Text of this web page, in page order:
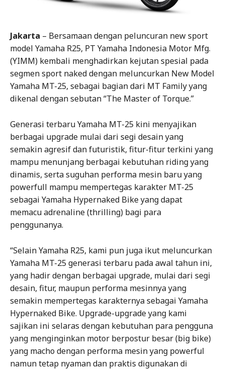
Jakarta – Bersamaan dengan peluncuran new sport
model Yamaha R25, PT Yamaha Indonesia Motor Mfg.
(YIMM) kembali menghadirkan kejutan spesial pada
segmen sport naked dengan meluncurkan New Model
Yamaha MT-25, sebagai bagian dari MT Family yang
dikenal dengan sebutan “The Master of Torque.”
Generasi terbaru Yamaha MT-25 kini menyajikan
berbagai upgrade mulai dari segi desain yang
semakin agresif dan futuristik, fitur-fitur terkini yang
mampu menunjang berbagai kebutuhan riding yang
dinamis, serta suguhan performa mesin baru yang
powerfull mampu mempertegas karakter MT-25
sebagai Yamaha Hypernaked Bike yang dapat
memacu adrenaline (thrilling) bagi para
penggunanya.
“Selain Yamaha R25, kami pun juga ikut meluncurkan
Yamaha MT-25 generasi terbaru pada awal tahun ini,
yang hadir dengan berbagai upgrade, mulai dari segi
desain, fitur, maupun performa mesinnya yang
semakin mempertegas karakternya sebagai Yamaha
Hypernaked Bike. Upgrade-upgrade yang kami
sajikan ini selaras dengan kebutuhan para pengguna
yang menginginkan motor berpostur besar (big bike)
yang macho dengan performa mesin yang powerful
namun tetap nyaman dan praktis digunakan di